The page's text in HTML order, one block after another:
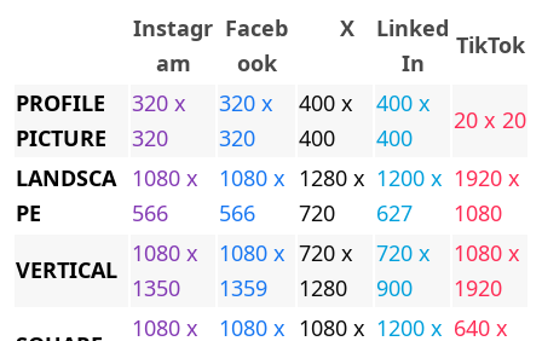
Instagr
am
Faceb
ook
X
Linked
In
TikTok
PROFILE
PICTURE
320 x
320
320 x
320
400 x
400
400 x
400
20 x 20
LANDSCA
PE
1080 x
566
1080 x
566
1280 x
720
1200 x
627
1920 x
1080
VERTICAL
1080 x
1350
1080 x
1359
720 x
1280
720 x
900
1080 x
1920
1080 x
1080 x 1080 x 1200 x 640 x